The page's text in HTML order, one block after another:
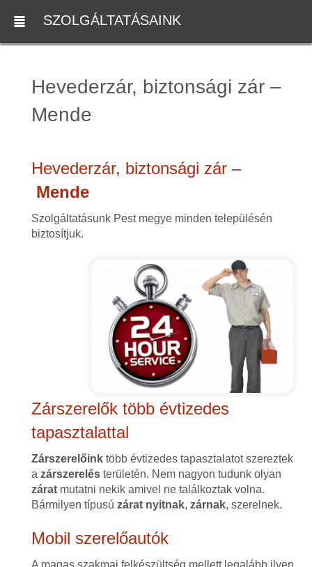
SZOLGÁLTATÁSAINK
Hevederzár, biztonsági zár –
Mende
Hevederzár, biztonsági zár –
Mende
Szolgáltatásunk Pest megye minden településén
biztosítjuk.
Zárszerelők több évtizedes
tapasztalattal
Zárszerelőinktöbb évtizedes tapasztalatot szereztek
a zárszerelésterületén. Nem nagyon tudunk olyan
záratmutatni nekik amivel ne találkoztak volna.
Bármilyen típusú zárat nyitnak, zárnak, szerelnek.
Mobil szerelőautók
A magas szakmai felkészültség mellett legalább ilyen